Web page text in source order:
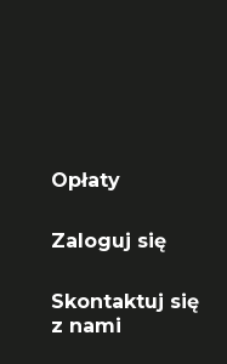
Opłaty
Zaloguj się
Skontaktuj się
z nami